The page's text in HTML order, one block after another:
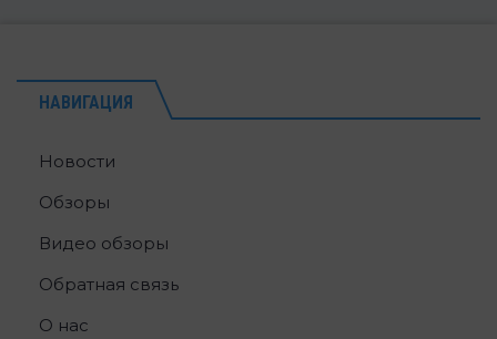
НАВИГАЦИЯ
Новости
Обзоры
Видео обзоры
Обратная связь
О нас